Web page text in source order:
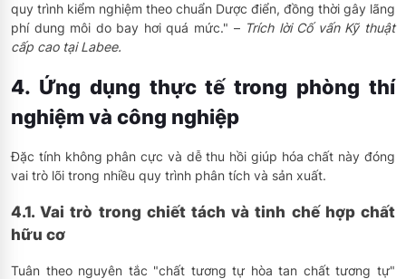
quy trình kiểm nghiệm theo chuẩn Dược điển, đồng thời gây lãng
phí dung môi do bay hơi quá mức." – Trích lời Cố vấn Kỹ thuật
cấp cao tại Labee.
4. Ứng dụng thực tế trong phòng thí
nghiệm và công nghiệp
Đặc tính không phân cực và dễ thu hồi giúp hóa chất này đóng
vai trò lõi trong nhiều quy trình phân tích và sản xuất.
4.1. Vai trò trong chiết tách và tinh chế hợp chất
hữu cơ
Tuân theo nguyên tắc "chất tương tự hòa tan chất tương tự"